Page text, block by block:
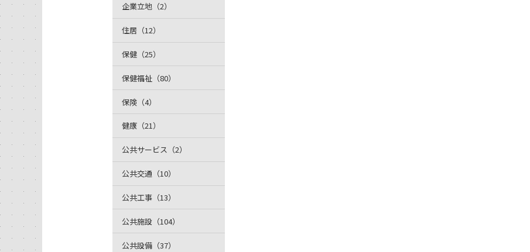
企業立地（2）
住居（12）
保健（25）
保健福祉（80）
保険（4）
健康（21）
公共サービス（2）
公共交通（10）
公共工事（13）
公共施設（104）
公共設備（37）